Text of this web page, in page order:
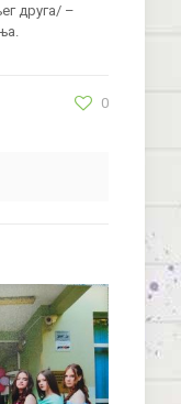
друга/ –
0